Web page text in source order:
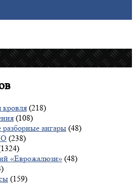
кровля (218)
(108)
ангары (48)
(238)
«Еврожалюзи» (48)
(159)